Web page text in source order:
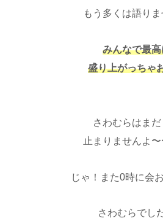
もう多くは語り
みんなで最高
盛り上がっちゃ
さわむらはま
止まりませんよ
じゃ！また0時に会
さわむらでし